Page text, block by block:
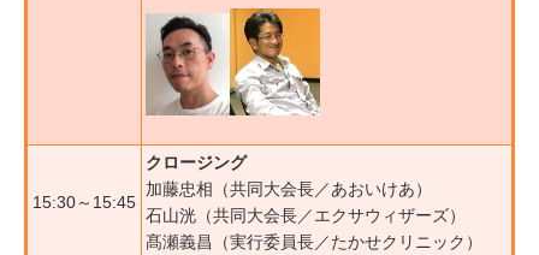
15:30～15:45
クロージング
加藤忠相（共同大会長／あおいけあ）
石山洸（共同大会長／エクサウィザーズ）
髙瀬義昌（実行委員長／たかせクリニック）